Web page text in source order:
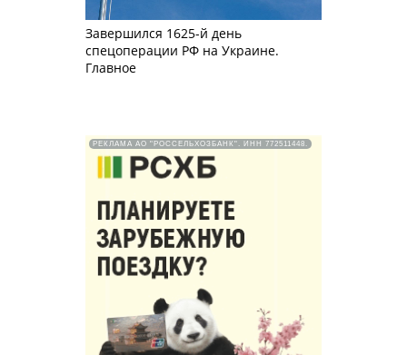
Завершился 1625-й день
спецоперации РФ на Украине.
Главное
РЕКЛАМА АО "РОССЕЛЬХОЗБАНК". ИНН 772511448.